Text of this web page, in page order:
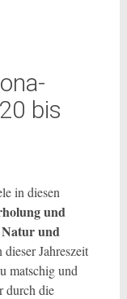
bis
in diesen
und
und
dieser Jahreszeit
matschig und
durch die